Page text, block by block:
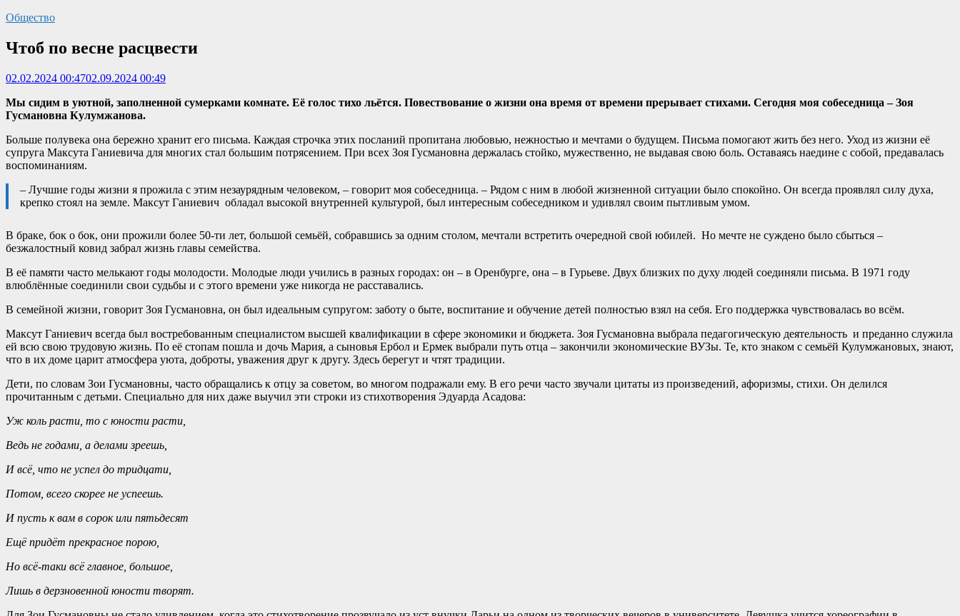
Общество
Чтоб по весне расцвести
02.02.2024 00:4702.09.2024 00:49
Мы сидим в уютной, заполненной сумерками комнате. Её голос тихо льётся. Повествование о жизни она время от времени прерывает стихами. Сегодня моя собеседница – Зоя
Гусмановна Кулумжанова.
Больше полувека она бережно хранит его письма. Каждая строчка этих посланий пропитана любовью, нежностью и мечтами о будущем. Письма помогают жить без него. Уход из жизни её
супруга Максута Ганиевича для многих стал большим потрясением. При всех Зоя Гусмановна держалась стойко, мужественно, не выдавая свою боль. Оставаясь наедине с собой, предавалась
воспоминаниям.
– Лучшие годы жизни я прожила с этим незаурядным человеком, – говорит моя собеседница. – Рядом с ним в любой жизненной ситуации было спокойно. Он всегда проявлял силу духа,
крепко стоял на земле. Максут Ганиевич обладал высокой внутренней культурой, был интересным собеседником и удивлял своим пытливым умом.
В браке, бок о бок, они прожили более 50-ти лет, большой семьёй, собравшись за одним столом, мечтали встретить очередной свой юбилей. Но мечте не суждено было сбыться –
безжалостный ковид забрал жизнь главы семейства.
В её памяти часто мелькают годы молодости. Молодые люди учились в разных городах: он – в Оренбурге, она – в Гурьеве. Двух близких по духу людей соединяли письма. В 1971 году
влюблённые соединили свои судьбы и с этого времени уже никогда не расставались.
В семейной жизни, говорит Зоя Гусмановна, он был идеальным супругом: заботу о быте, воспитание и обучение детей полностью взял на себя. Его поддержка чувствовалась во всём.
Максут Ганиевич всегда был востребованным специалистом высшей квалификации в сфере экономики и бюджета. Зоя Гусмановна выбрала педагогическую деятельность и преданно служила
ей всю свою трудовую жизнь. По её стопам пошла и дочь Мария, а сыновья Ербол и Ермек выбрали путь отца – закончили экономические ВУЗы. Те, кто знаком с семьёй Кулумжановых, знают,
что в их доме царит атмосфера уюта, доброты, уважения друг к другу. Здесь берегут и чтят традиции.
Дети, по словам Зои Гусмановны, часто обращались к отцу за советом, во многом подражали ему. В его речи часто звучали цитаты из произведений, афоризмы, стихи. Он делился
прочитанным с детьми. Специально для них даже выучил эти строки из стихотворения Эдуарда Асадова:
Уж коль расти, то с юности расти,
Ведь не годами, а делами зреешь,
И всё, что не успел до тридцати,
Потом, всего скорее не успеешь.
И пусть к вам в сорок или пятьдесят
Ещё придёт прекрасное порою,
Но всё-таки всё главное, большое,
Лишь в дерзновенной юности творят.